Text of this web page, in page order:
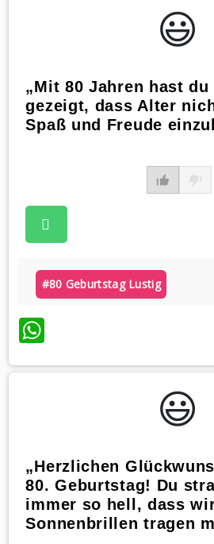
😃️
„Mit 80 Jahren hast
gezeigt, dass Alter
Spaß und Freude
#80 Geburtstag Lustig
WhatsApp
😃️
„Herzlichen
80. Geburtstag! Du
immer so hell, dass
Sonnenbrillen tragen